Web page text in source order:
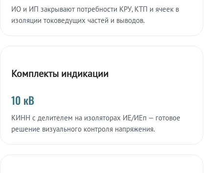
ИО и ИП закрывают потребности КРУ, КТП и ячеек в
изоляции токоведущих частей и выводов.
Комплекты индикации
10 кВ
КИНН с делителем на изоляторах ИЕ/ИЕп — готовое
решение визуального контроля напряжения.